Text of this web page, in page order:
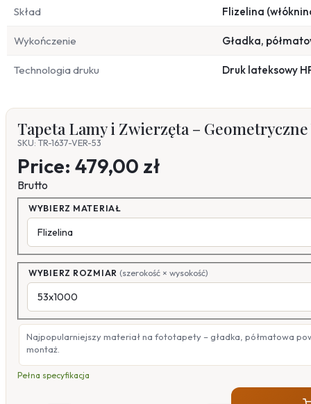
Skład Flizelina
Wykończenie Gładka,
Technologia druku Druk lateksowy
Tapeta Lamy i Zwierzęta –
SKU: TR-1637-VER-53
Price: 479,00 zł
Brutto
WYBIERZ MATERIAŁ
WYBIERZ ROZMIAR (szerokość × wysokość)
Najpopularniejszy materiał na fototapety – gładka, półmatowa
montaż.
Pełna specyfikacja